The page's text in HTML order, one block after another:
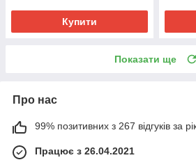
Купити
Показати ще
Про нас
99% позитивних з 267 відгуків за
Працює з 26.04.2021